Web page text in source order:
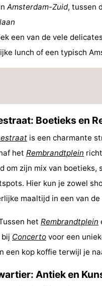
Amsterdam-Zuid, tussen
een van de vele
lunch of een typisch
Boetieks en
is een charmante
het Rembrandtplein
om zijn mix van boetieks,
Hier kun je zowel
maaltijd in een van
het Rembrandtplein
Concerto voor een
een kop koffie terwijl je
Antiek en